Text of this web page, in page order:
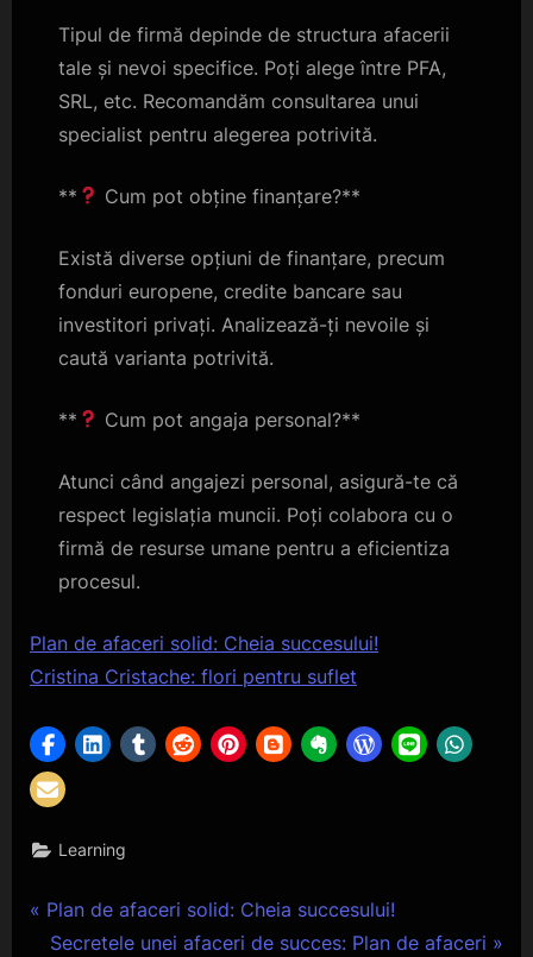
Tipul de firmă depinde de structura afacerii
tale și nevoi specifice. Poți alege între PFA,
SRL, etc. Recomandăm consultarea unui
specialist pentru alegerea potrivită.
** Cum pot obține finanțare?**
Există diverse opțiuni de finanțare, precum
fonduri europene, credite bancare sau
investitori privați. Analizează-ți nevoile și
caută varianta potrivită.
** Cum pot angaja personal?**
Atunci când angajezi personal, asigură-te că
respect legislația muncii. Poți colabora cu o
firmă de resurse umane pentru a eficientiza
procesul.
Plan de afaceri solid: Cheia succesului!
Cristina Cristache: flori pentru suflet
Learning
Navigare
P
r
Plan de afaceri solid: Cheia succesului!
N
Secretele unei afaceri de succes: Plan de afaceri